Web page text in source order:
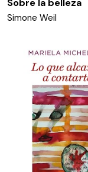
Sobre la belleza
Simone Weil